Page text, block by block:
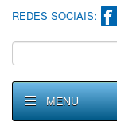
REDES SOCIAIS:
MENU